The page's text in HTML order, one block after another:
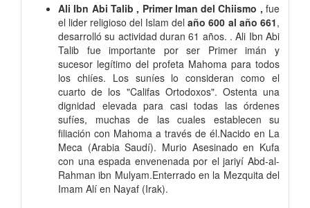
Ali Ibn Abi Talib , Primer Iman del Chiismo , fue
el lider religioso del Islam del año 600 al año 661,
desarrolló su actividad duran 61 años. . Ali Ibn Abi
Talib fue importante por ser Primer imán y
sucesor legítimo del profeta Mahoma para todos
los chiíes. Los suníes lo consideran como el
cuarto de los "Califas Ortodoxos". Ostenta una
dignidad elevada para casi todas las órdenes
sufíes, muchas de las cuales establecen su
filiación con Mahoma a través de él.Nacido en La
Meca (Arabia Saudí). Murio Asesinado en Kufa
con una espada envenenada por el jariyí Abd-al-
Rahman ibn Mulyam.Enterrado en la Mezquita del
Imam Alí en Nayaf (Irak).